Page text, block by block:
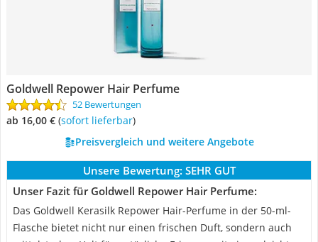
Goldwell Repower Hair Perfume
52 Bewertungen
ab 16,00 € ( Sofort lieferbar)
Preisvergleich und weitere Angebote
Unsere Bewertung: SEHR GUT
Unser Fazit für Goldwell Repower Hair Perfume:
Das Goldwell Kerasilk Repower Hair-Perfume in der 50-ml-
Flasche bietet nicht nur einen frischen Duft, sondern auch